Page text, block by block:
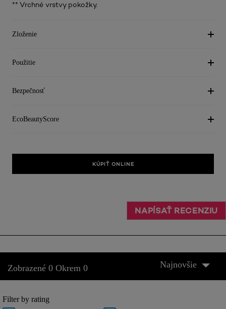
** Vrchné vrstvy pokožky.
Zloženie
Použitie
Bezpečnosť
EcoBeautyScore
KÚPIŤ ONLINE
NAPÍSAŤ RECENZIU
Zobrazené 0 Okrem 0 Najnovšie
Filter by rating